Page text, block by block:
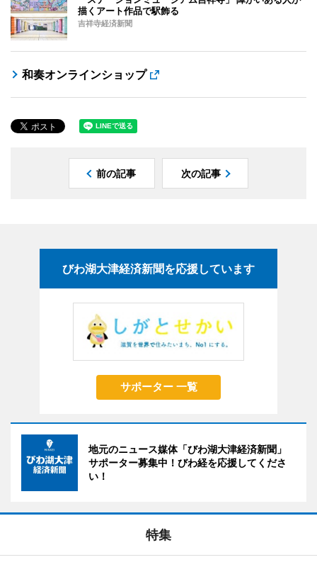
描くアート作品で駅飾る
吉祥寺経済新聞
和奏オンラインショップ
前の記事 次の記事
びわ湖大津経済新聞を応援しています
サポーター 一覧
地元のニュース媒体「びわ湖大津経済新聞」
サポーター募集中！びわ経を応援してくださ
い！
特集